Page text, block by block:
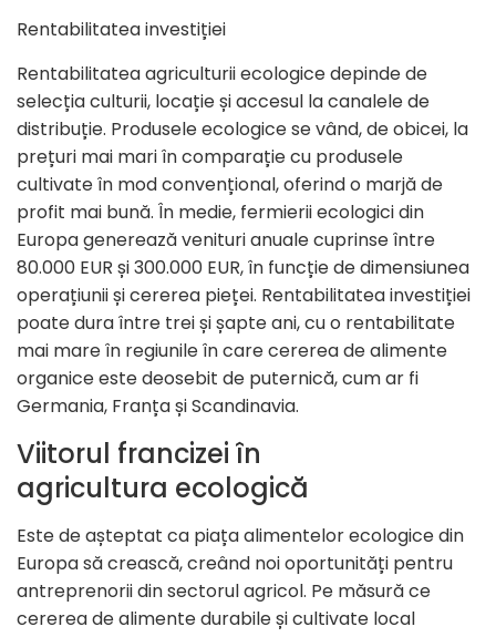
Rentabilitatea investiției
Rentabilitatea agriculturii ecologice depinde de
selecția culturii, locație și accesul la canalele de
distribuție. Produsele ecologice se vând, de obicei, la
prețuri mai mari în comparație cu produsele
cultivate în mod convențional, oferind o marjă de
profit mai bună. În medie, fermierii ecologici din
Europa generează venituri anuale cuprinse între
80.000 EUR și 300.000 EUR, în funcție de dimensiunea
operațiunii și cererea pieței. Rentabilitatea investiției
poate dura între trei și șapte ani, cu o rentabilitate
mai mare în regiunile în care cererea de alimente
organice este deosebit de puternică, cum ar fi
Germania, Franța și Scandinavia.
Viitorul francizei în
agricultura ecologică
Este de așteptat ca piața alimentelor ecologice din
Europa să crească, creând noi oportunități pentru
antreprenorii din sectorul agricol. Pe măsură ce
cererea de alimente durabile și cultivate local